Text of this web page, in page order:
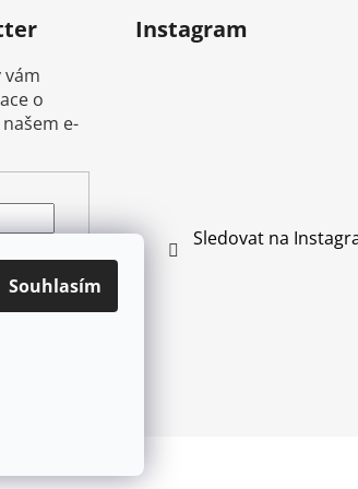
Souhlasím
vám
o
e-
Instagram
Sledovat na